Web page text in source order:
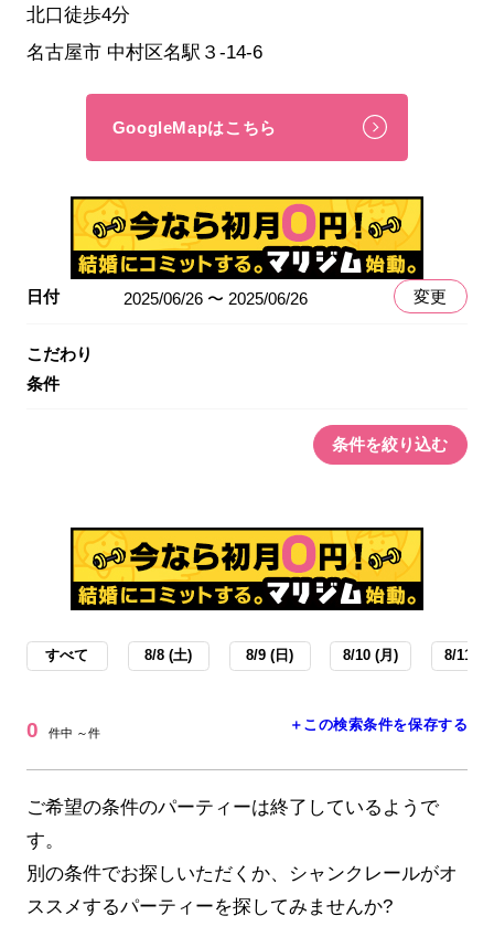
北口徒歩4分
名古屋市 中村区名駅３-14-6
GoogleMapはこちら
日付 2025/06/26 〜 2025/06/26 変更
こだわり
条件
条件を絞り込む
すべて 8/8 (土) 8/9 (日) 8/10 (月) 8/11 (
0 件中 ～件 ＋この検索条件を保存する
ご希望の条件のパーティーは終了しているようで
す。
別の条件でお探しいただくか、シャンクレールがオ
ススメするパーティーを探してみませんか?